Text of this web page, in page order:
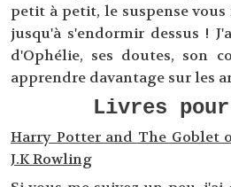
petit à petit, le suspense
jusqu'à s'endormir dessus !
d'Ophélie, ses doutes, son
apprendre davantage sur les
Livres
Harry Potter and The Goblet
J.K Rowling